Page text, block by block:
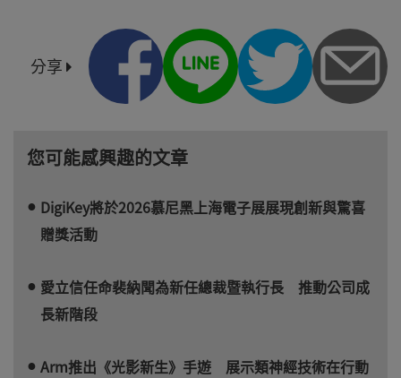
分享
您可能感興趣的文章
DigiKey將於2026慕尼黑上海電子展展現創新與驚喜
贈獎活動
愛立信任命裴納聞為新任總裁暨執行長 推動公司成
長新階段
Arm推出《光影新生》手遊 展示類神經技術在行動